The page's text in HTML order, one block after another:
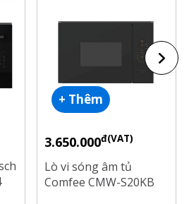
+ Thêm
3.650.000đ(VAT)
Lò vi sóng âm tủ
Comfee CMW-S20KB